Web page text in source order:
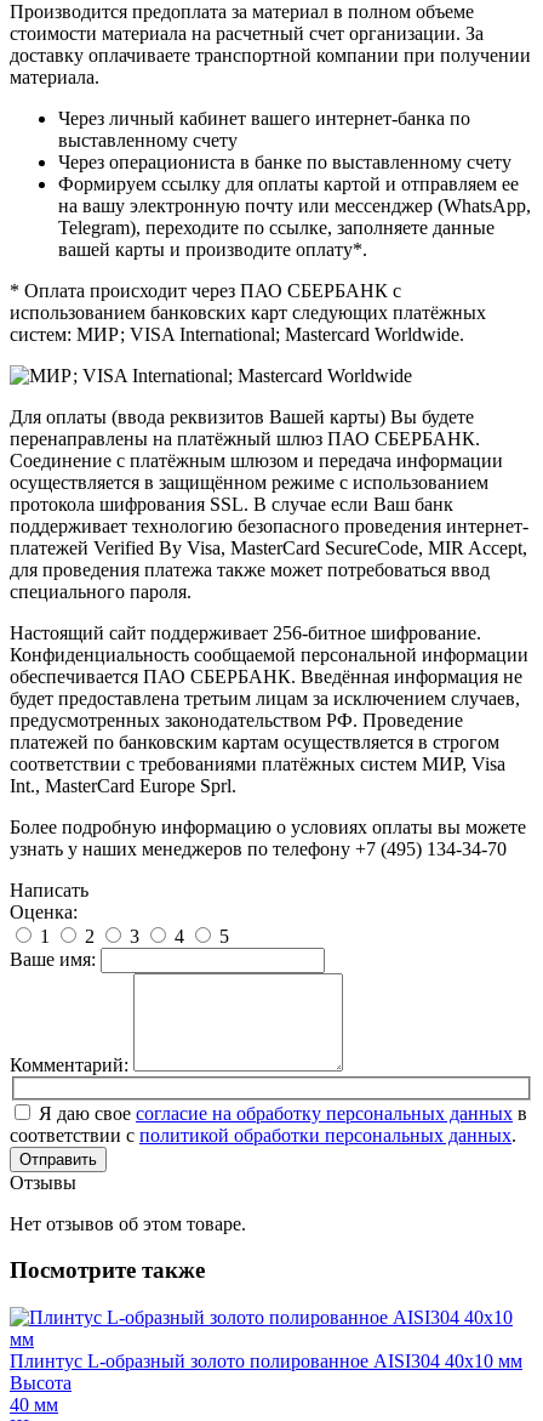
Производится предоплата за материал в полном объеме
стоимости материала на расчетный счет организации. За
доставку оплачиваете транспортной компании при получении
материала.
Через личный кабинет вашего интернет-банка по
выставленному счету
Через операциониста в банке по выставленному счету
Формируем ссылку для оплаты картой и отправляем ее
на вашу электронную почту или мессенджер (WhatsApp,
Telegram), переходите по ссылке, заполняете данные
вашей карты и производите оплату*.
* Оплата происходит через ПАО СБЕРБАНК с
использованием банковских карт следующих платёжных
систем: МИР; VISA International; Mastercard Worldwide.
Для оплаты (ввода реквизитов Вашей карты) Вы будете
перенаправлены на платёжный шлюз ПАО СБЕРБАНК.
Соединение с платёжным шлюзом и передача информации
осуществляется в защищённом режиме с использованием
протокола шифрования SSL. В случае если Ваш банк
поддерживает технологию безопасного проведения интернет-
платежей Verified By Visa, MasterCard SecureCode, MIR Accept,
для проведения платежа также может потребоваться ввод
специального пароля.
Настоящий сайт поддерживает 256-битное шифрование.
Конфиденциальность сообщаемой персональной информации
обеспечивается ПАО СБЕРБАНК. Введённая информация не
будет предоставлена третьим лицам за исключением случаев,
предусмотренных законодательством РФ. Проведение
платежей по банковским картам осуществляется в строгом
соответствии с требованиями платёжных систем МИР, Visa
Int., MasterCard Europe Sprl.
Более подробную информацию о условиях оплаты вы можете
узнать у наших менеджеров по телефону +7 (495) 134-34-70
Написать
Оценка:
1
2 3 4
5
Ваше имя:
Комментарий:
Я даю свое согласие на обработку персональных данных в
соответствии с политикой обработки персональных данных.
Отправить
Отзывы
Нет отзывов об этом товаре.
Посмотрите также
Плинтус L-образный золото полированное AISI304 40х10 мм
Высота
40 мм